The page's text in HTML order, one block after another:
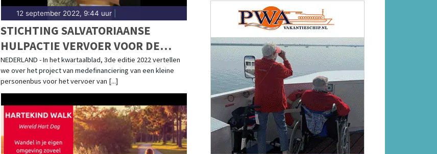
12 september 2022, 9:44 uur|
STICHTING SALVATORIAANSE
HULPACTIE VERVOER VOOR DE
“FOUNDATION ARD EL AMAL”
NEDERLAND - In het kwartaalblad, 3de editie 2022 vertellen
we over het project van medefinanciering van een kleine
personenbus voor het vervoer van [...]